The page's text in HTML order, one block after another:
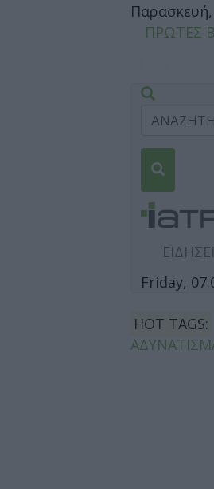
ΠΡΩΤΕΣ
Friday,
HOT TAGS: